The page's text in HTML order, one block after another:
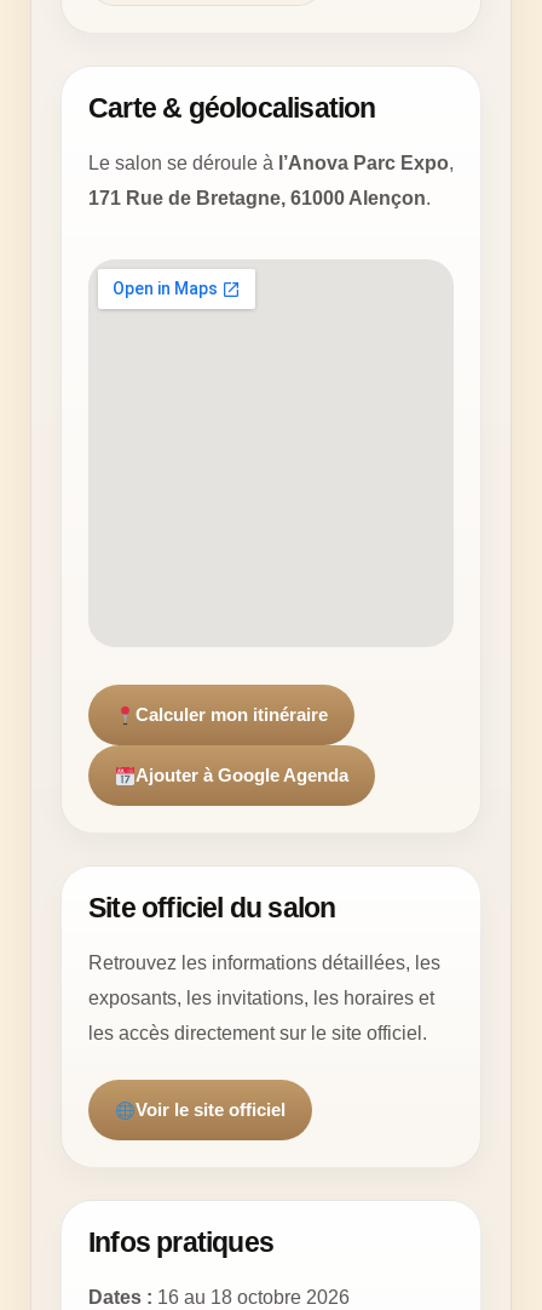
Carte & géolocalisation
Le salon se déroule à l’Anova Parc Expo,
171 Rue de Bretagne, 61000 Alençon.
Calculer mon itinéraire
Ajouter à Google Agenda
Site officiel du salon
Retrouvez les informations détaillées, les
exposants, les invitations, les horaires et
les accès directement sur le site officiel.
Voir le site officiel
Infos pratiques
Dates : 16 au 18 octobre 2026